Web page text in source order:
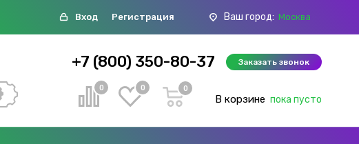
Вход Регистрация Ваш город: Москва
+7 (800) 350-80-37 Заказать звонок
0 0 0
В корзине пока пусто